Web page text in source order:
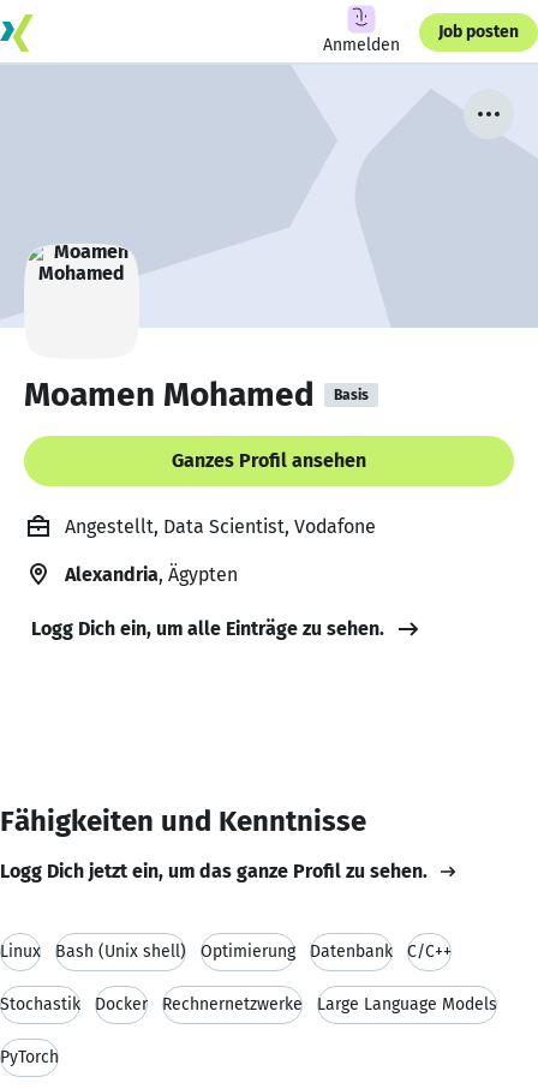
Anmelden
Job posten
Moamen Mohamed Basis
Ganzes Profil ansehen
Angestellt, Data Scientist, Vodafone
Alexandria, Ägypten
Logg Dich ein, um alle Einträge zu sehen.
Fähigkeiten und Kenntnisse
Logg Dich jetzt ein, um das ganze Profil zu sehen.
Linux Bash (Unix shell) Optimierung Datenbank C/C++
Stochastik Docker Rechnernetzwerke Large Language Models
PyTorch